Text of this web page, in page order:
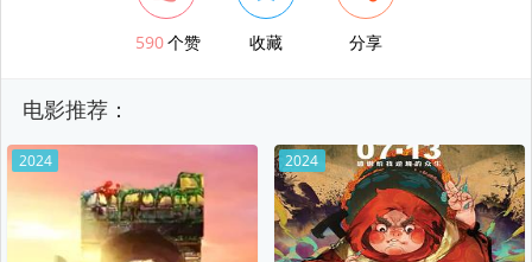
590个赞 收藏 分享
电影推荐：
2024 2024